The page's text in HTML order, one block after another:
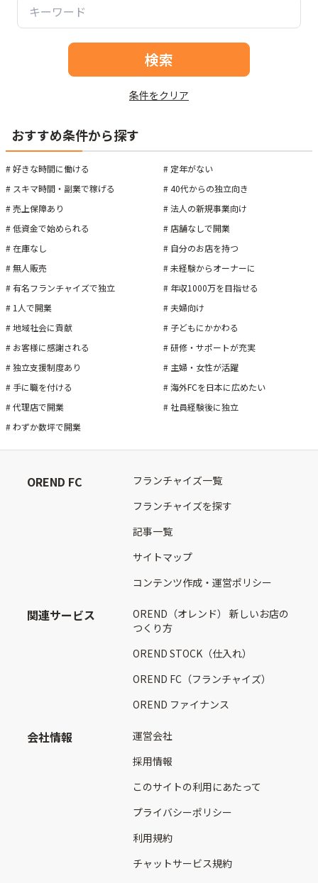
検索
条件をクリア
おすすめ条件から探す
#好きな時間に働ける # 定年がない
# スキマ時間・副業で稼げる #40代からの独立向き
#売上保障あり #法人の新規事業向け
#低資金で始められる # 店舗なしで開業
#在庫なし # 自分のお店を持つ
#無人販売 #未経験からオーナーに
# 有名フランチャイズで独立 # 年収1000万を目指せる
# 1人で開業 #夫婦向け
#地域社会に貢献 # 子どもにかかわる
# お客様に感謝される #研修・サポートが充実
#独立支援制度あり # 主婦・女性が活躍
# 手に職を付ける #海外FCを日本に広めたい
#代理店で開業 # 社員経験後に独立
#わずか数坪で開業
OREND FC
フランチャイズ一覧
フランチャイズを探す
記事一覧
サイトマップ
コンテンツ作成・運営ポリシー
関連サービス
OREND（オレンド） 新しいお店の
つくり方
OREND STOCK（仕入れ）
OREND FC（フランチャイズ）
OREND ファイナンス
会社情報
運営会社
採用情報
このサイトの利用にあたって
プライバシーポリシー
利用規約
チャットサービス規約